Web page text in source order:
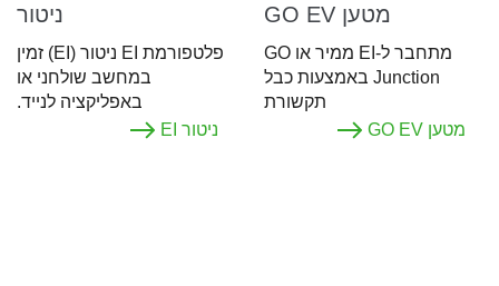
מטען GO EV
מתחבר ל-EI ממיר או GO
Junction באמצעות כבל
תקשורת
מטען GO EV
ניטור
פלטפורמת EI ניטור (EI) זמין
במחשב שולחני או
באפליקציה לנייד.
ניטור EI